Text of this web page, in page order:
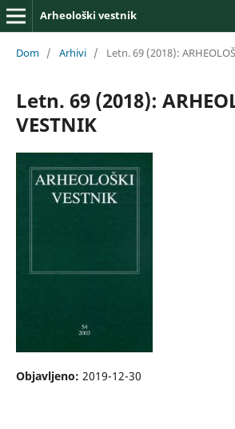
Arheološki vestnik
Dom / Arhivi / Letn. 69 (2018):
Letn. 69 (2018):
VESTNIK
Objavljeno: 2019-12-30